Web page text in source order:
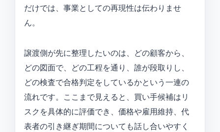
だけでは、事業としての再現性は伝わりませ
ん。
譲渡側が先に整理したいのは、どの顧客から、
どの図面で、どの工程を通り、誰が段取りし、
どの検査で合格判定をしているかという一連の
流れです。ここまで見えると、買い手候補はリ
スクを具体的に評価でき、価格や雇用維持、代
表者の引き継ぎ期間についても話し合いやすく